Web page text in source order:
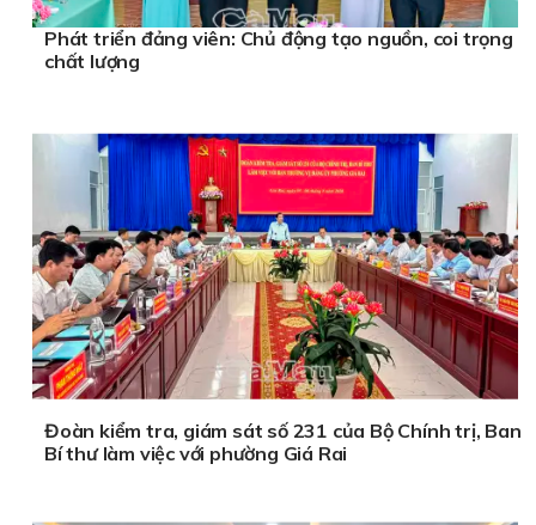
Phát triển đảng viên: Chủ động tạo nguồn, coi trọng
chất lượng
Đoàn kiểm tra, giám sát số 231 của Bộ Chính trị, Ban
Bí thư làm việc với phường Giá Rai